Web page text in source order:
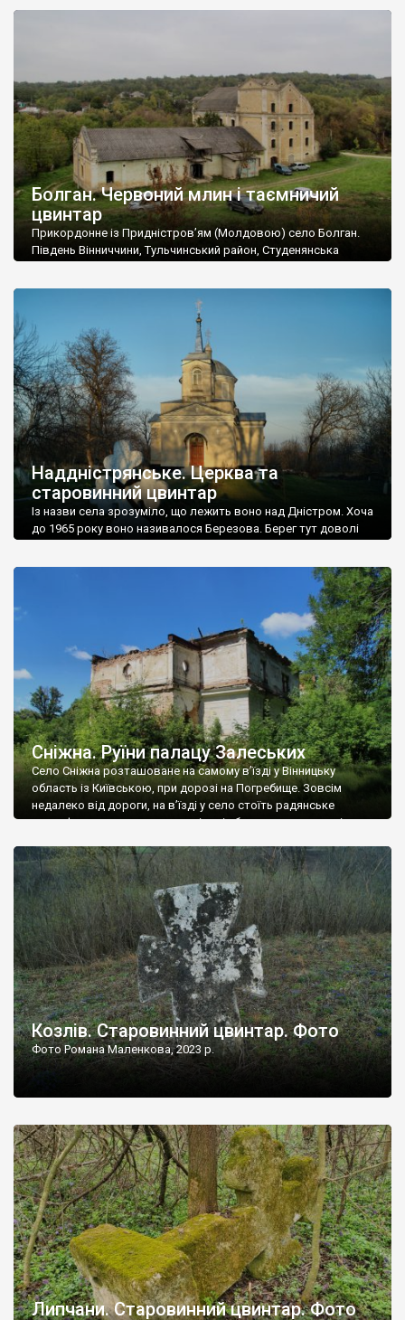
Болган. Червоний млин і таємничий
цвинтар
Прикордонне із Придністров’ям (Молдовою) село Болган.
Південь Вінниччини, Тульчинський район, Студенянська
старовинний цвинтар із кам’яними хрестами. Всі епітафії, які
збереглися, написані кирилицею, церковнослов’янською
мовою. За всіма традиційними ознаками – цвинтар
український. Хрести датуються 19 століттям. У 1924-1940
роках Болган […]
Наддністрянське. Церква та
старовинний цвинтар
Із назви села зрозуміло, що лежить воно над Дністром. Хоча
до 1965 року воно називалося Березова. Берег тут доволі
Наддністрянське відрізняється від більшості навколишніх
сіл. У селі є мурована Михайлівська церква. Точної дати […]
Сніжна. Руїни палацу Залеських
Село Сніжна розташоване на самому в’їзді у Вінницьку
область із Київською, при дорозі на Погребище. Зовсім
недалеко від дороги, на в’їзді у село стоїть радянське
рельєфне пано, яке показує жінку і яблуню, а трохи далі, десь
не видно, але видно дві стареньких колії у траві – […]
Козлів. Старовинний цвинтар. Фото
Фото Романа Маленкова, 2023 р.
Липчани. Старовинний цвинтар. Фото